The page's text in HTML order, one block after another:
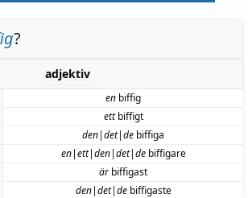
?
adjektiv
en biffig
ettbiffigt
den|det|de biffiga
en|ett|den|det|debiffigare
är biffigast
den|det|debiffigaste